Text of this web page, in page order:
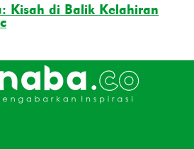
Kisah di Balik Kelahiran